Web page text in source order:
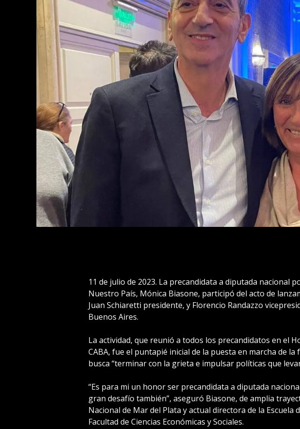
11 de julio de 2023. La precandidata a diputada nacional
Nuestro País, Mónica Biasone, participó del acto de
Juan Schiaretti presidente, y Florencio Randazzo
Buenos Aires.
La actividad, que reunió a todos los precandidatos en el
CABA, fue el puntapié inicial de la puesta en marcha de
busca “terminar con la grieta e impulsar políticas que
“Es para mi un honor ser precandidata a diputada
gran desafío también”, aseguró Biasone, de amplia
Nacional de Mar del Plata y actual directora de la Escuela
Facultad de Ciencias Económicas y Sociales.